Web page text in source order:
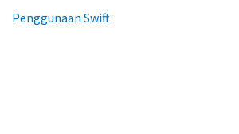
Penggunaan Swift